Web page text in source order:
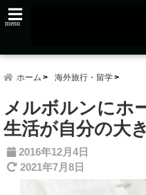
menu
ホーム 海外旅行・留学
メルボルンにホ
生活が自分の大
2016年12月4日
2021年7月8日